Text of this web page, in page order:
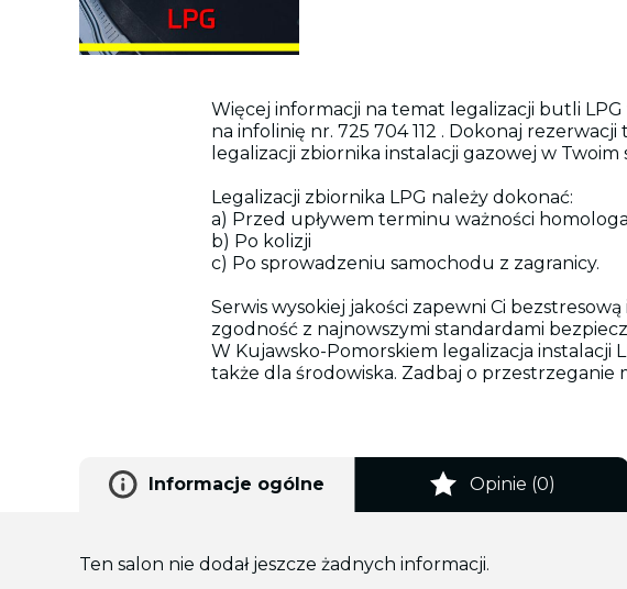
Więcej informacji na temat legalizacji butli
na infolinię nr. 725 704 112 . Dokonaj
legalizacji zbiornika instalacji gazowej w Twoim
Legalizacji zbiornika LPG należy dokonać:
a) Przed upływem terminu ważności
b) Po kolizji
c) Po sprowadzeniu samochodu z zagranicy.
Serwis wysokiej jakości zapewni Ci
zgodność z najnowszymi standardami
W Kujawsko-Pomorskiem legalizacja instalacji
także dla środowiska. Zadbaj o przestrzeganie
Informacje ogólne Opinie (0)
Ten salon nie dodał jeszcze żadnych informacji.